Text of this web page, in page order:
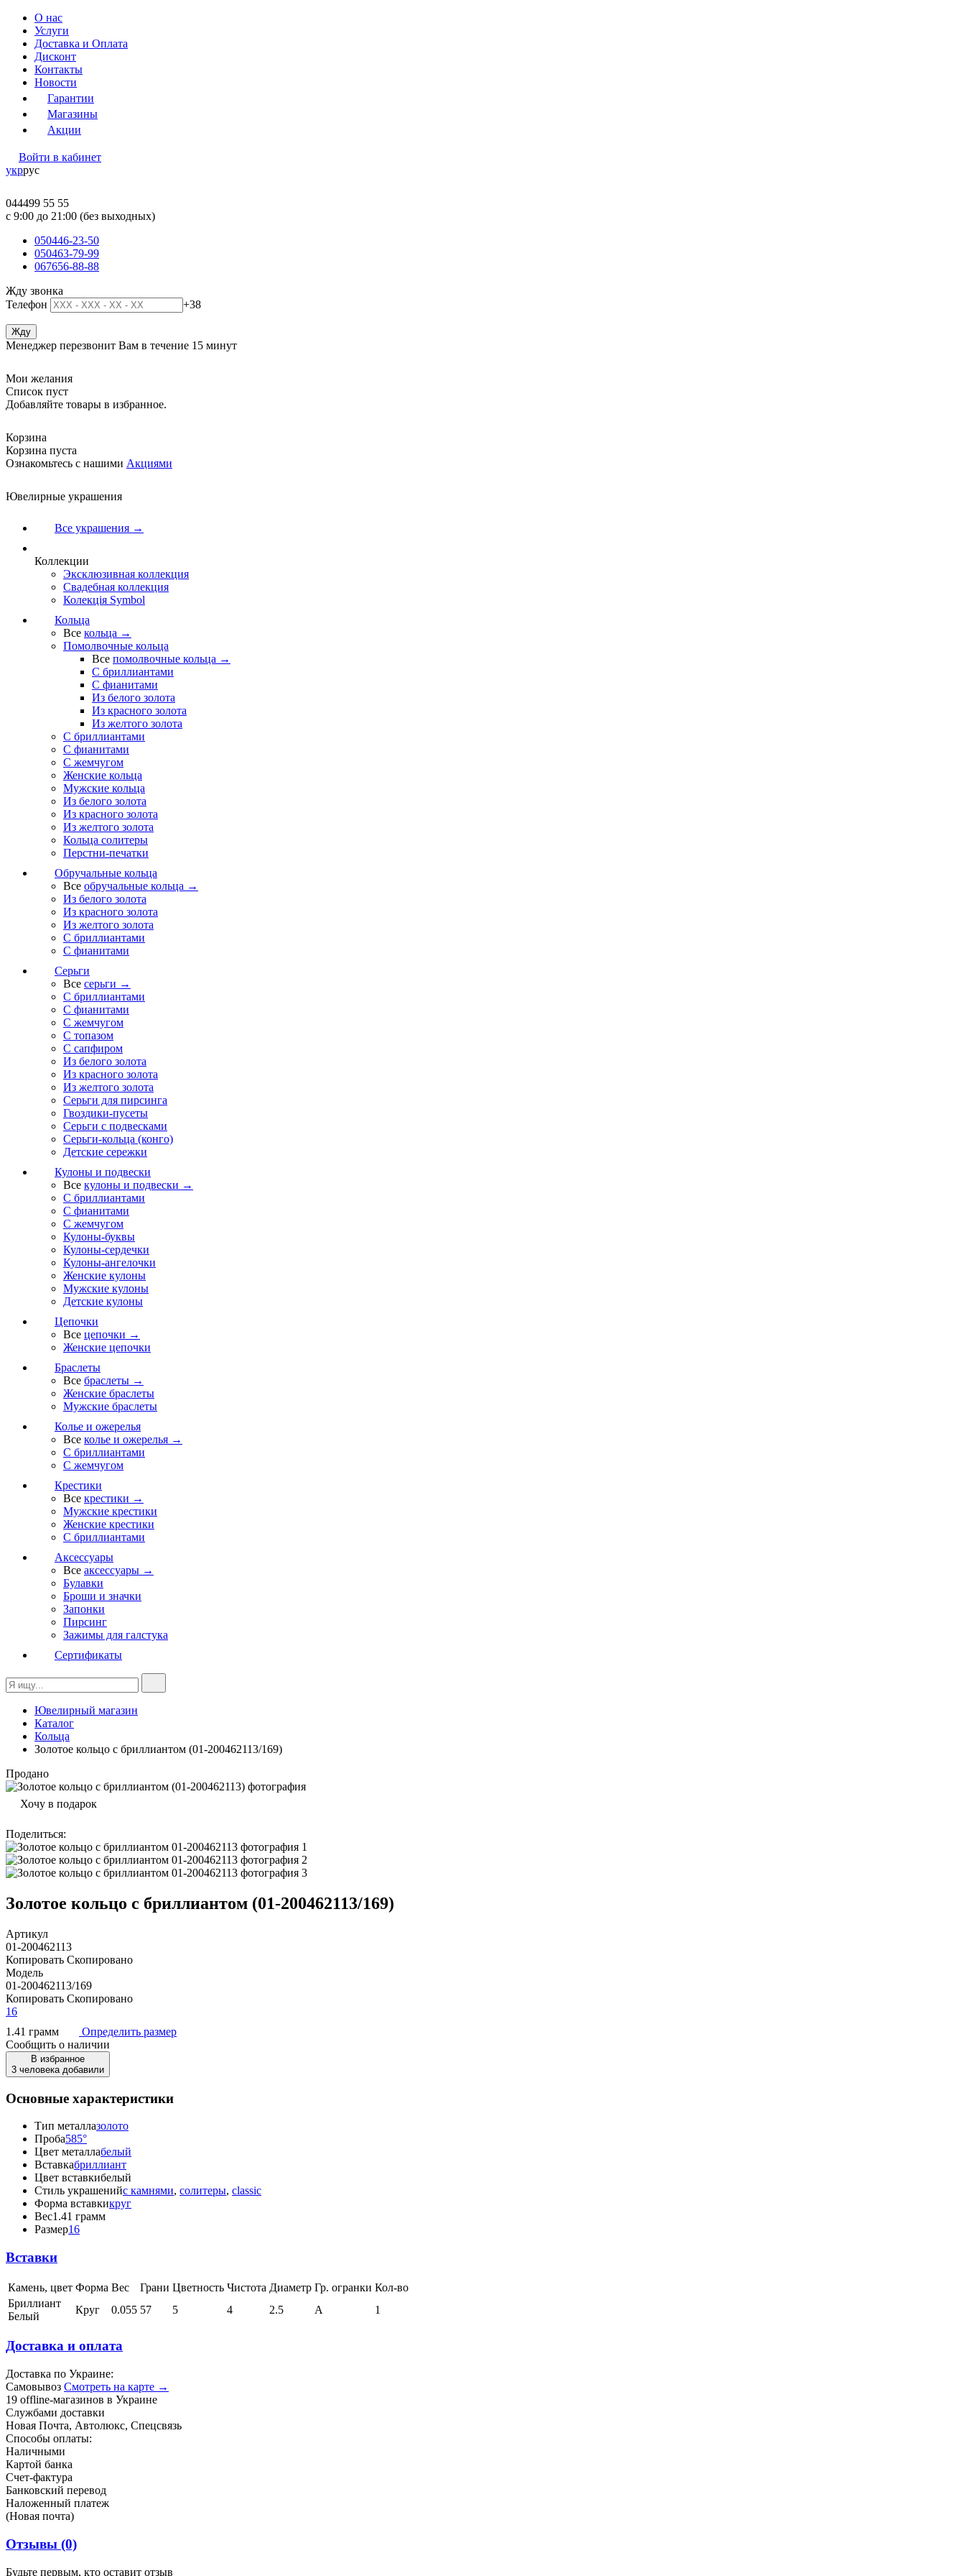
О нас
Услуги
Доставка и Оплата
Дисконт
Контакты
Новости
Гарантии
Магазины
Акции
Войти в кабинет
укррус
044499 55 55
c 9:00 до 21:00 (без выходных)
050446-23-50
050463-79-99
067656-88-88
Жду звонка
Телефон
+38
Менеджер перезвонит Вам в течение 15 минут
Мои желания
Список пуст
Добавляйте товары в избранное.
Корзина
Корзина пуста
Ознакомьтесь с нашими Акциями
Ювелирные украшения
Все украшения →
Коллекции
Эксклюзивная коллекция
Свадебная коллекция
Колекція Symbol
Кольца
Все кольца →
Помолвочные кольца
Все помолвочные кольца →
С бриллиантами
С фианитами
Из белого золота
Из красного золота
Из желтого золота
С бриллиантами
С фианитами
С жемчугом
Женские кольца
Мужские кольца
Из белого золота
Из красного золота
Из желтого золота
Кольца солитеры
Перстни-печатки
Обручальные кольца
Все обручальные кольца →
Из белого золота
Из красного золота
Из желтого золота
С бриллиантами
С фианитами
Серьги
Все серьги →
С бриллиантами
С фианитами
С жемчугом
С топазом
С сапфиром
Из белого золота
Из красного золота
Из желтого золота
Серьги для пирсинга
Гвоздики-пусеты
Серьги с подвесками
Серьги-кольца (конго)
Детские сережки
Кулоны и подвески
Все кулоны и подвески →
С бриллиантами
С фианитами
С жемчугом
Кулоны-буквы
Кулоны-сердечки
Кулоны-ангелочки
Женские кулоны
Мужские кулоны
Детские кулоны
Цепочки
Все цепочки →
Женские цепочки
Браслеты
Все браслеты →
Женские браслеты
Мужские браслеты
Колье и ожерелья
Все колье и ожерелья →
С бриллиантами
С жемчугом
Крестики
Все крестики →
Мужские крестики
Женские крестики
С бриллиантами
Аксессуары
Все аксессуары →
Булавки
Броши и значки
Запонки
Пирсинг
Зажимы для галстука
Сертификаты
Ювелирный магазин
Каталог
Кольца
Золотое кольцо с бриллиантом (01-200462113/169)
Продано
Хочу в подарок
Поделиться:
Золотое кольцо с бриллиантом (01-200462113/169)
Артикул
01-200462113
Копировать Скопировано
Модель
01-200462113/169
Копировать Скопировано
16
1.41 грамм
Определить размер
Сообщить о наличии
В избранное
3 человека добавили
Основные характеристики
Тип металлазолото
Проба585°
Цвет металлабелый
Вставкабриллиант
Цвет вставкибелый
Стиль украшенийс камнями, солитеры, classic
Форма вставкикруг
Вес1.41 грамм
Размер16
Вставки
Камень, цвет Форма Вес Грани Цветность Чистота Диаметр Гр. огранки Кол-во
Бриллиант
Белый
Круг 0.055 57 5 4 2.5 А 1
Доставка и оплата
Доставка по Украине:
Самовывоз Смотреть на карте →
19 offline-магазинов в Украине
Службами доставки
Новая Почта, Автолюкс, Спецсвязь
Способы оплаты:
Наличными
Картой банка
Счет-фактура
Банковский перевод
Наложенный платеж
(Новая почта)
Отзывы (0)
Будьте первым, кто оставит отзыв